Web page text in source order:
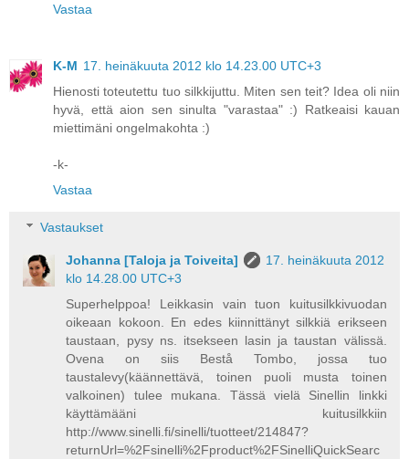
Vastaa
K-M 17. heinäkuuta 2012 klo 14.23.00 UTC+3
Hienosti toteutettu tuo silkkijuttu. Miten sen teit? Idea oli niin
hyvä, että aion sen sinulta "varastaa" :) Ratkeaisi kauan
miettimäni ongelmakohta :)
-k-
Vastaa
Vastaukset
Johanna [Taloja ja Toiveita]
17. heinäkuuta 2012
klo 14.28.00 UTC+3
Superhelppoa! Leikkasin vain tuon kuitusilkkivuodan
oikeaan kokoon. En edes kiinnittänyt silkkiä erikseen
taustaan, pysy ns. itsekseen lasin ja taustan välissä.
Ovena on siis Bestå Tombo, jossa tuo
taustalevy(käännettävä, toinen puoli musta toinen
valkoinen) tulee mukana. Tässä vielä Sinellin linkki
käyttämääni kuitusilkkiin
http://www.sinelli.fi/sinelli/tuotteet/214847?
returnUrl=%2Fsinelli%2Fproduct%2FSinelliQuickSearc